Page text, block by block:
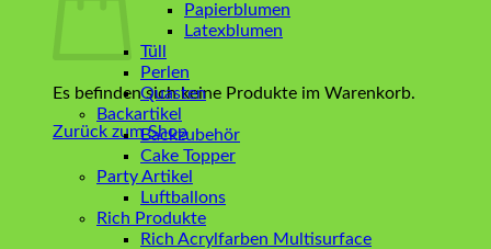
Es befinden sich keine Produkte im Warenkorb.
Zurück zum Shop
Papierblumen
Latexblumen
Tüll
Perlen
Quasten
Backartikel
Backzubehör
Cake Topper
Party Artikel
Luftballons
Rich Produkte
Rich Acrylfarben Multisurface